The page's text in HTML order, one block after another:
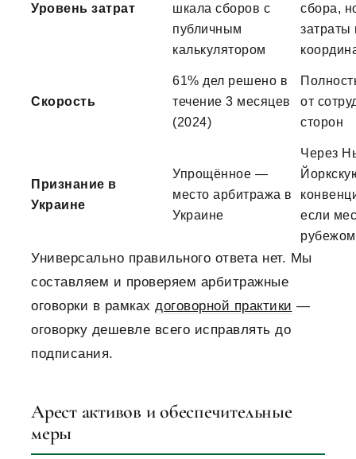
Уровень затрат
шкала сборов с
публичным
калькулятором
сбора,
затраты
Скорость
61% дел решено в
течение 3 месяцев
(2024)
от
сторон
Признание в
Украине
Упрощённое —
место арбитража в
Украине
Через
если
рубежом
Универсально правильного ответа нет. Мы
составляем и проверяем арбитражные
оговорки в рамках договорной практики —
оговорку дешевле всего исправлять до
подписания.
Арест активов и обеспечительные
меры